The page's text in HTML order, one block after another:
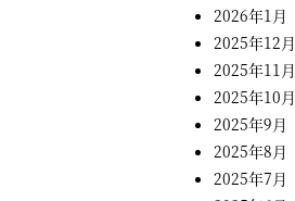
2026年1月
2025年12月
2025年11月
2025年10月
2025年9月
2025年8月
2025年7月